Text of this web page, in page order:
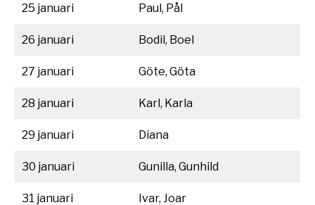
25 januari Paul, Pål
26 januari Bodil, Boel
27 januari Göte, Göta
28 januari Karl, Karla
29 januari Diana
30 januari Gunilla, Gunhild
31 januari Ivar, Joar